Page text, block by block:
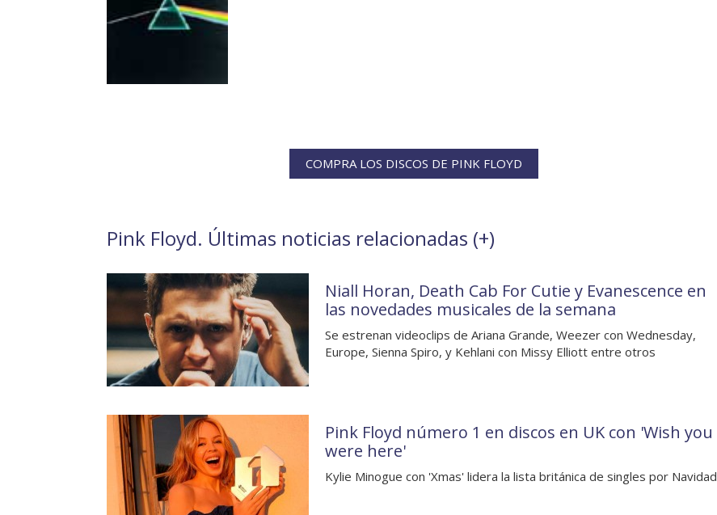
COMPRA LOS DISCOS DE PINK FLOYD
Pink Floyd. Últimas noticias relacionadas (+)
Niall Horan, Death Cab For Cutie y Evanescence en
las novedades musicales de la semana
Se estrenan videoclips de Ariana Grande, Weezer con Wednesday,
Europe, Sienna Spiro, y Kehlani con Missy Elliott entre otros
Pink Floyd número 1 en discos en UK con 'Wish you
were here'
Kylie Minogue con 'Xmas' lidera la lista británica de singles por Navidad